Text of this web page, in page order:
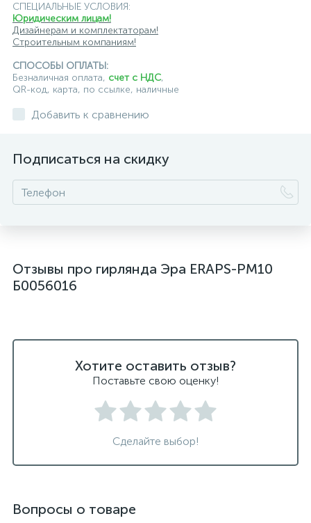
СПЕЦИАЛЬНЫЕ УСЛОВИЯ:
Юридическим лицам!
Дизайнерам и комплектаторам!
Строительным компаниям!
СПОСОБЫ ОПЛАТЫ:
Безналичная оплата, счет с НДС,
QR-код, карта, по ссылке, наличные
Добавить к сравнению
Подписаться на скидку
Отзывы про гирлянда Эра ERAPS-PM10
Б0056016
Хотите оставить отзыв?
Поставьте свою оценку!
Сделайте выбор!
Вопросы о товаре